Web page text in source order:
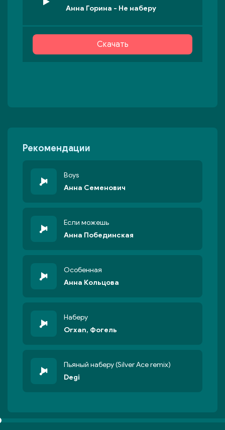
Анна Горина - Не наберу
Скачать
Рекомендации
Boys
Анна Семенович
Если можешь
Анна Побединская
Особенная
Анна Кольцова
Наберу
Orxan, Фогель
Пьяный наберу (Silver Ace remix)
Degi